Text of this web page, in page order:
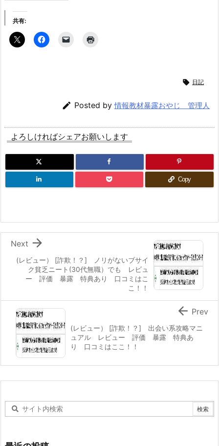
共有:
 日記
 Posted by情報教材暴露おやじ 管理人
よろしければシェアお願いします
Copy
(レビュー） [詐欺！？] ノリがないブサイ
ク貧乏ニート(30代無職）でも レビュ
ー 評価 暴露 特典あり 口コミはこ
こ！！

Next
(レビュー） [詐欺！？] 出会い系攻略マニ
ュアル レビュー 評価 暴露 特典あ
り 口コミはここ！！
 Prev